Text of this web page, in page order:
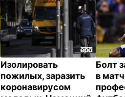
Изолировать
пожилых, заразить
коронавирусом
Болт
в